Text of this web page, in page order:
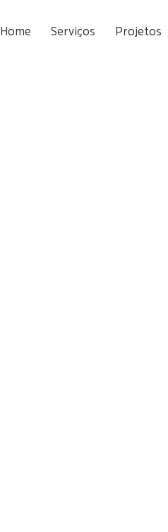
Home Serviços Projetos